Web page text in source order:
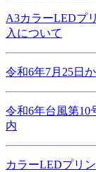
A3カラーLEDプ
入について
令和6年7月25日
令和6年台風第10
内
カラーLEDプリ